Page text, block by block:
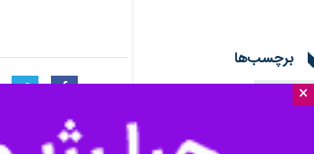
×
برچسب‌ها
علی نادری